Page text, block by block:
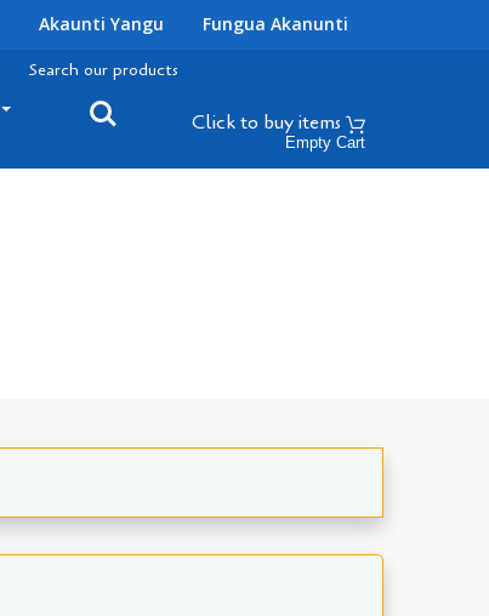
Akaunti Yangu Fungua Akanunti
Search our products
Click to buyitems
Empty Cart